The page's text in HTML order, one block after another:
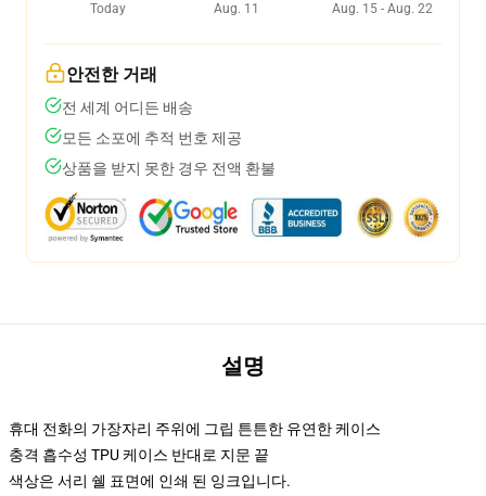
Today
Aug. 11
Aug. 15 - Aug. 22
안전한 거래
전 세계 어디든 배송
모든 소포에 추적 번호 제공
상품을 받지 못한 경우 전액 환불
설명
휴대 전화의 가장자리 주위에 그립 튼튼한 유연한 케이스
충격 흡수성 TPU 케이스 반대로 지문 끝
색상은 서리 쉘 표면에 인쇄 된 잉크입니다.